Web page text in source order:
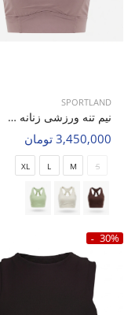
SPORTLAND
نیم تنه ورزشی زنانه اسپورتلند Elevate Fit W
3,450,000 تومان
S
M
L
XL
30%